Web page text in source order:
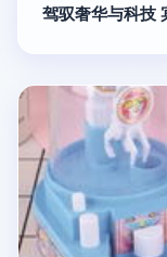
驾驭奢华与科技